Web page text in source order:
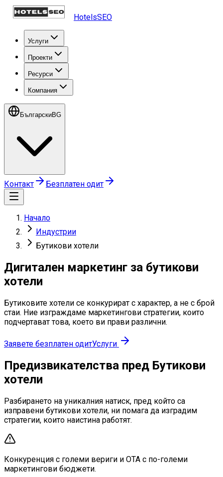
HotelsSEO
Услуги
Проекти
Ресурси
Компания
БългарскиBG
Контакт Безплатен одит
Начало
Индустрии
Бутикови хотели
Дигитален маркетинг за бутикови
хотели
Бутиковите хотели се конкурират с характер, а не с брой
стаи. Ние изграждаме маркетингови стратегии, които
подчертават това, което ви прави различни.
Заявете безплатен одитУслуги
Предизвикателства пред Бутикови
хотели
Разбирането на уникалния натиск, пред който са
изправени бутикови хотели, ни помага да изградим
стратегии, които наистина работят.
Конкуренция с големи вериги и OTA с по-големи
маркетингови бюджети.